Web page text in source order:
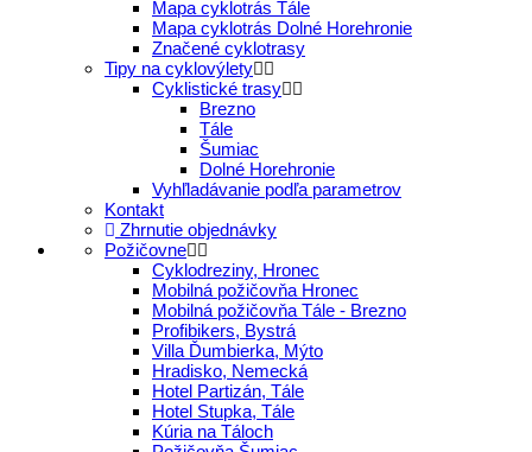
Mapa cyklotrás Tále
Mapa cyklotrás Dolné Horehronie
Značené cyklotrasy
Tipy na cyklovýlety
Cyklistické trasy
Brezno
Tále
Šumiac
Dolné Horehronie
Vyhľladávanie podľa parametrov
Kontakt
Zhrnutie objednávky
Požičovne
Cyklodreziny, Hronec
Mobilná požičovňa Hronec
Mobilná požičovňa Tále - Brezno
Profibikers, Bystrá
Villa Ďumbierka, Mýto
Hradisko, Nemecká
Hotel Partizán, Tále
Hotel Stupka, Tále
Kúria na Táloch